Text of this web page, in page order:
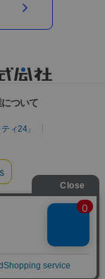
ついて
ィ24」
エ）